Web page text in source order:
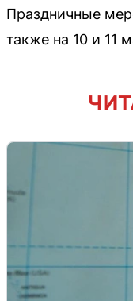
Праздничные
также на 10 и 11